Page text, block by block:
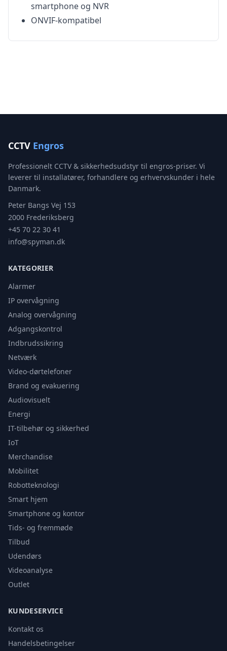
smartphone og NVR
ONVIF-kompatibel
CCTV Engros
Professionelt CCTV & sikkerhedsudstyr til engros-priser. Vi
leverer til installatører, forhandlere og erhvervskunder i hele
Danmark.
Peter Bangs Vej 153
2000 Frederiksberg
+45 70 22 30 41
info@spyman.dk
KATEGORIER
Alarmer
IP overvågning
Analog overvågning
Adgangskontrol
Indbrudssikring
Netværk
Video-dørtelefoner
Brand og evakuering
Audiovisuelt
Energi
IT-tilbehør og sikkerhed
IoT
Merchandise
Mobilitet
Robotteknologi
Smart hjem
Smartphone og kontor
Tids- og fremmøde
Tilbud
Udendørs
Videoanalyse
Outlet
KUNDESERVICE
Kontakt os
Handelsbetingelser